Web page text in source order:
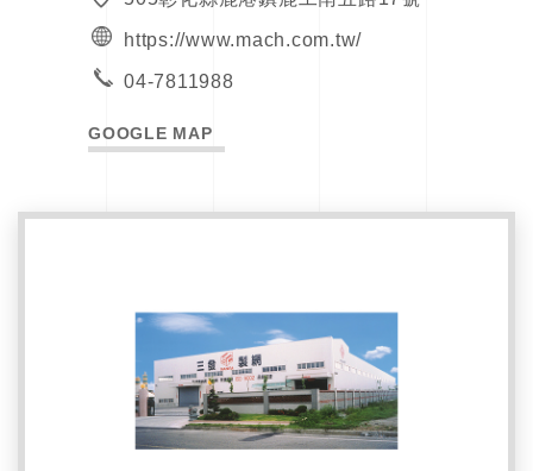
https://www.mach.com.tw/
04-7811988
GOOGLE MAP